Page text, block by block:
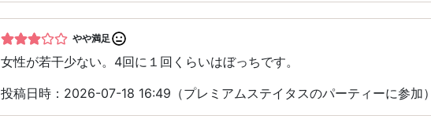
やや満足
女性が若干少ない。4回に１回くらいはぼっちです。
投稿日時：2026-07-18 16:49（プレミアムステイタスのパーティーに参加）